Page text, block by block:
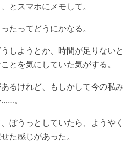
とスマホにメモして。
たってどうにかなる。
しようとか、時間が足りないと
とを気にしていた気がする。
るけれど、もしかして今の私み
。
ぼうっとしていたら、ようやく
た感じがあった。